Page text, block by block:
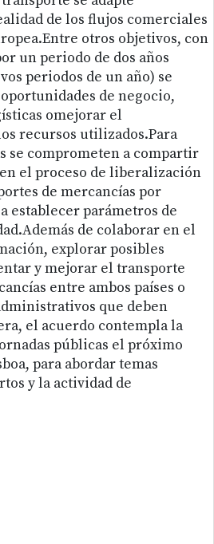
de los flujos comerciales
otros objetivos, con
un periodo de dos años
periodos de un año) se
de negocio,
omejorar el
recursos utilizados.Para
se comprometen a compartir
el proceso de liberalización
de mercancías por
establecer parámetros de
de colaborar en el
explorar posibles
y mejorar el transporte
entre ambos países o
que deben
el acuerdo contempla la
públicas el próximo
para abordar temas
y la actividad de